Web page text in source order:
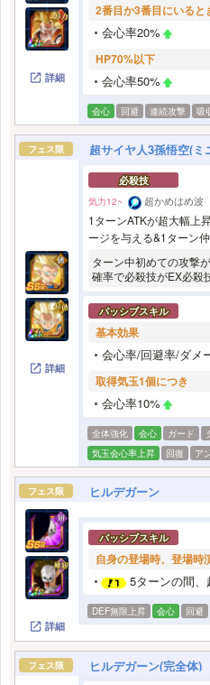
詳細
2番目か3番目にいると
会心率20%
HP70%以下
会心率50%
会心 回避 連続攻撃 吸
フェス限 超サイヤ人3孫悟空(ミ
詳細
必殺技
気力12~ 超かめはめ波
1ターンATKが超大幅上
ージを与える&1ターン
ターン中初めての攻撃
確率で必殺技がEX必殺
パッシブスキル
基本効果
会心率/回避率/ダメ
取得気玉1個につき
会心率10%
全体強化 会心 ガード
気玉会心率上昇
回復 ア
フェス限 ヒルデガーン
詳細
パッシブスキル
自身の登場時、登場時
5ターンの間
DEF無限上昇 会心 回避
フェス限 ヒルデガーン(完全体)